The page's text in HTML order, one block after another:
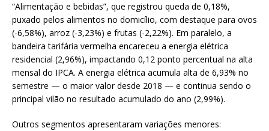
“Alimentação e bebidas”, que registrou queda de 0,18%,
puxado pelos alimentos no domicílio, com destaque para ovos
(-6,58%), arroz (-3,23%) e frutas (-2,22%). Em paralelo, a
bandeira tarifária vermelha encareceu a energia elétrica
residencial (2,96%), impactando 0,12 ponto percentual na alta
mensal do IPCA. A energia elétrica acumula alta de 6,93% no
semestre — o maior valor desde 2018 — e continua sendo o
principal vilão no resultado acumulado do ano (2,99%).
Outros segmentos apresentaram variações menores: